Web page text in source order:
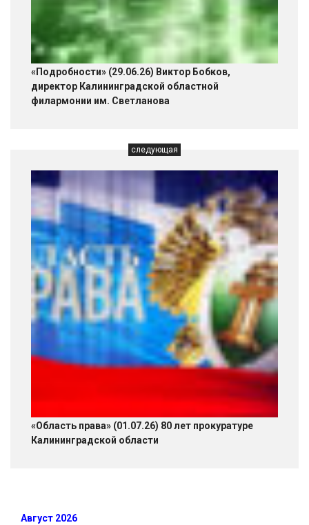
«Подробности» (29.06.26) Виктор Бобков,
директор Калининградской областной
филармонии им. Светланова
следующая
«Область права» (01.07.26) 80 лет прокуратуре
Калининградской области
Август 2026